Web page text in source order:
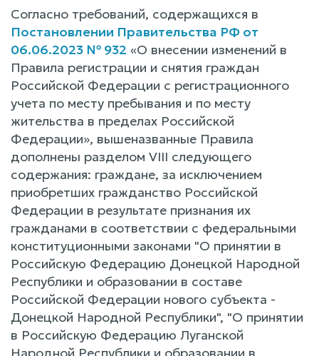
Согласно требований, содержащихся в
Постановлении Правительства РФ от
06.06.2023 № 932 «О внесении изменений в
Правила регистрации и снятия граждан
Российской Федерации с регистрационного
учета по месту пребывания и по месту
жительства в пределах Российской
Федерации», вышеназванные Правила
дополнены разделом VIII следующего
содержания: граждане, за исключением
приобретших гражданство Российской
Федерации в результате признания их
гражданами в соответствии с федеральными
конституционными законами "О принятии в
Российскую Федерацию Донецкой Народной
Республики и образовании в составе
Российской Федерации нового субъекта -
Донецкой Народной Республики", "О принятии
в Российскую Федерацию Луганской
Народной Республики и образовании в